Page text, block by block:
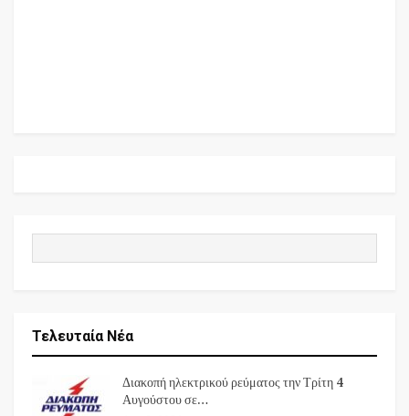
Τελευταία Νέα
Διακοπή ηλεκτρικού ρεύματος την Τρίτη 4
Αυγούστου σε…